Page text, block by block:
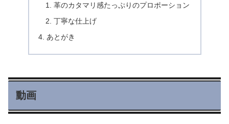
革のカタマリ感たっぷりのプロポーション
丁寧な仕上げ
あとがき
動画